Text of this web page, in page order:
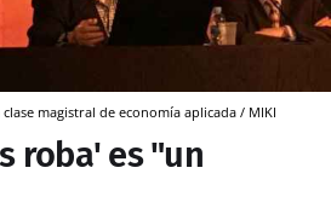
magistral de economía aplicada / MIKI
roba' es "un